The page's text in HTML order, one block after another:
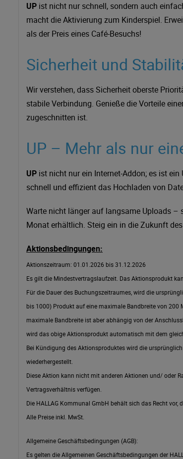
UP ist nicht nur schnell, sondern auch
macht die Aktivierung zum Kinderspiel.
als der Preis eines Café-Besuchs!
Sicherheit und
Wir verstehen, dass Sicherheit oberste
stabile Verbindung. Genieße die Vorteile
zugeschnitten ist.
UP – Mehr als nur
UP ist nicht nur ein Internet-Addon; es ist
schnell und effizient das Hochladen von
Warte nicht länger auf langsame Uploads –
Monat erhältlich. Steig ein in die Zukunft
Aktionsbedingungen:
Aktionszeitraum: 01.01.2026 bis 31.12.2026
Es gilt die Mindestvertragslaufzeit. Das Aktionsprodukt
Für die Dauer des Buchungszeitraumes, wird die
bis 1000) Produkt auf eine maximale Bandbreite von 200
maximale Bandbreite ist aber abhängig von der
wird das obige Aktionsprodukt automatisch mit dem
Bei Kündigung des Aktionsproduktes wird die
wiederhergestellt.
Diese Aktion kann nicht mit anderen Aktionen und/ oder
Vertragsverhältnis verfügen.
Die HALLAG Kommunal GmbH behält sich das Recht
Alle Preise inkl. MwSt.
Allgemeine Geschäftsbedingungen (AGB):
Es gelten die Allgemeinen Geschäftsbedingungen der